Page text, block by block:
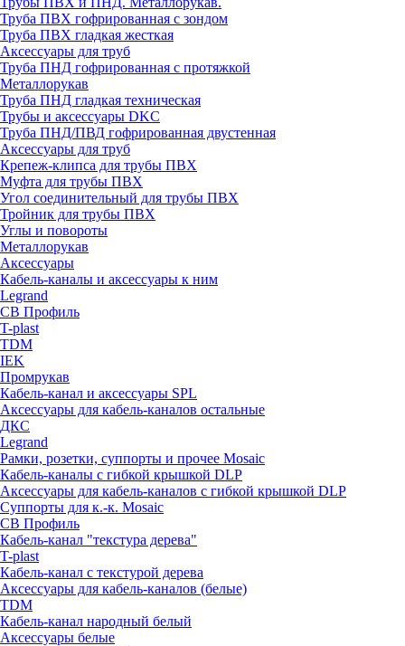
Труба ПВХ гофрированная с зондом
Труба ПВХ гладкая жесткая
Аксессуары для труб
Труба ПНД гофрированная с протяжкой
Металлорукав
Труба ПНД гладкая техническая
Трубы и аксессуары DKC
Труба ПНД/ПВД гофрированная двустенная
Аксессуары для труб
Крепеж-клипса для трубы ПВХ
Муфта для трубы ПВХ
Угол соединительный для трубы ПВХ
Тройник для трубы ПВХ
Углы и повороты
Металлорукав
Аксессуары
Кабель-каналы и аксессуары к ним
Legrand
СВ Профиль
T-plast
TDM
IEK
Промрукав
Кабель-канал и аксессуары SPL
Аксессуары для кабель-каналов остальные
ДКС
Legrand
Рамки, розетки, суппорты и прочее Mosaic
Кабель-каналы с гибкой крышкой DLP
Аксессуары для кабель-каналов с гибкой крышкой DLP
Суппорты для к.-к. Mosaic
СВ Профиль
Кабель-канал "текстура дерева"
T-plast
Кабель-канал с текстурой дерева
Аксессуары для кабель-каналов (белые)
TDM
Кабель-канал народный белый
Аксессуары белые